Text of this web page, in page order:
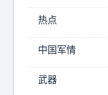
竟
是
皖
是
的
安
热点
中国军情
武器